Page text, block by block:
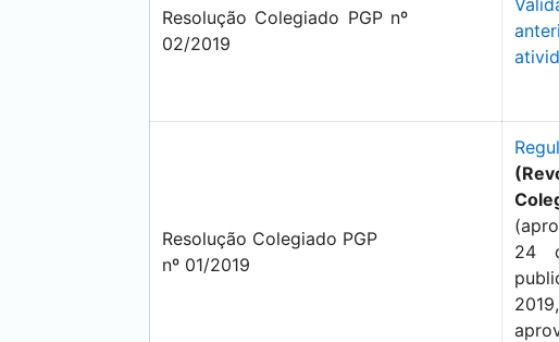
Resolução Colegiado PGP nº
02/2019
Resolução Colegiado PGP
nº 01/2019
24